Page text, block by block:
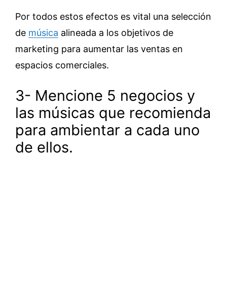
Por todos estos efectos es vital una selección
de música alineada a los objetivos de
marketing para aumentar las ventas en
espacios comerciales.
3- Mencione 5 negocios y
las músicas que recomienda
para ambientar a cada uno
de ellos.